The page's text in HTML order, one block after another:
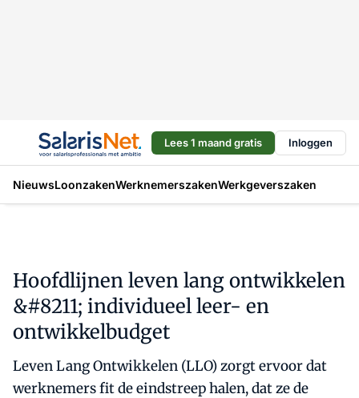
Lees 1 maand gratis Inloggen
NieuwsLoonzakenWerknemerszakenWerkgeverszaken
Hoofdlijnen leven lang ontwikkelen
&#8211; individueel leer- en
ontwikkelbudget
Leven Lang Ontwikkelen (LLO) zorgt ervoor dat
werknemers fit de eindstreep halen, dat ze de